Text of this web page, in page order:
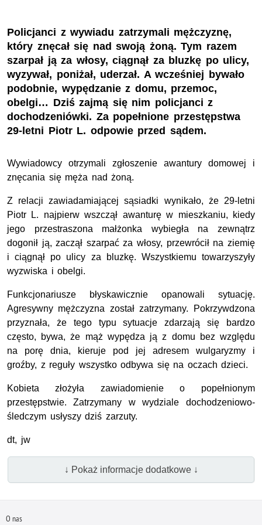
Policjanci z wywiadu zatrzymali mężczyznę,
który znęcał się nad swoją żoną. Tym razem
szarpał ją za włosy, ciągnął za bluzkę po ulicy,
wyzywał, poniżał, uderzał. A wcześniej bywało
podobnie, wypędzanie z domu, przemoc,
obelgi… Dziś zajmą się nim policjanci z
dochodzeniówki. Za popełnione przestępstwa
29-letni Piotr L. odpowie przed sądem.
Wywiadowcy otrzymali zgłoszenie awantury domowej i
znęcania się męża nad żoną.
Z relacji zawiadamiającej sąsiadki wynikało, że 29-letni
Piotr L. najpierw wszczął awanturę w mieszkaniu, kiedy
jego przestraszona małżonka wybiegła na zewnątrz
dogonił ją, zaczął szarpać za włosy, przewrócił na ziemię
i ciągnął po ulicy za bluzkę. Wszystkiemu towarzyszyły
wyzwiska i obelgi.
Funkcjonariusze błyskawicznie opanowali sytuację.
Agresywny mężczyzna został zatrzymany. Pokrzywdzona
przyznała, że tego typu sytuacje zdarzają się bardzo
często, bywa, że mąż wypędza ją z domu bez względu
na porę dnia, kieruje pod jej adresem wulgaryzmy i
groźby, z reguły wszystko odbywa się na oczach dzieci.
Kobieta złożyła zawiadomienie o popełnionym
przestępstwie. Zatrzymany w wydziale dochodzeniowo-
śledczym usłyszy dziś zarzuty.
dt, jw
↓ Pokaż informacje dodatkowe ↓
O nas